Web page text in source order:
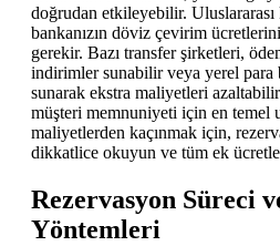
doğrudan etkileyebilir.
bankanızın döviz çevirim
gerekir. Bazı transfer şirketleri,
indirimler sunabilir veya yerel para
sunarak ekstra maliyetleri
müşteri memnuniyeti için en temel
maliyetlerden kaçınmak için,
dikkatlice okuyun ve tüm ek
Rezervasyon Süreci
Yöntemleri